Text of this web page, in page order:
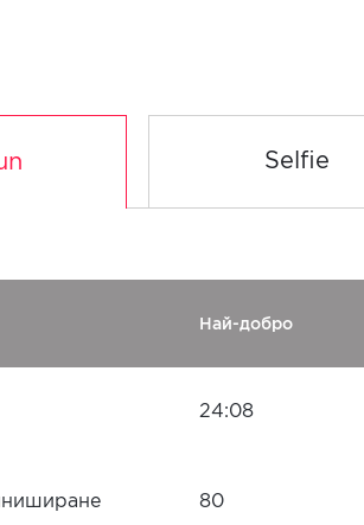
Selfie
Най-добро
24:08
80